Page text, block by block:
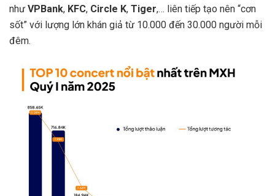
như VPBank, KFC, Circle K, Tiger,… liên tiếp tạo nên “cơn
sốt” với lượng lớn khán giả từ 10.000 đến 30.000 người mỗi
đêm.